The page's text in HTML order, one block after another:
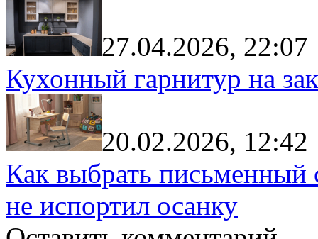
27.04.2026, 22:07
Кухонный гарнитур на
20.02.2026, 12:42
Как выбрать письменный
не испортил осанку